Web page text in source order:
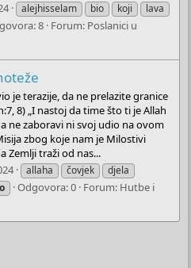
alejhisselam bio koji
lava
8 Forum: Poslanici u
je terazije, da ne prelazite granice
8) „I nastoj da time što ti je Allah
ne zaboravi ni svoj udio na ovom
zbog koje nam je Milostivi
Zemlji traži od nas...
allaha čovjek
djela
Odgovora: 0 Forum: Hutbe i